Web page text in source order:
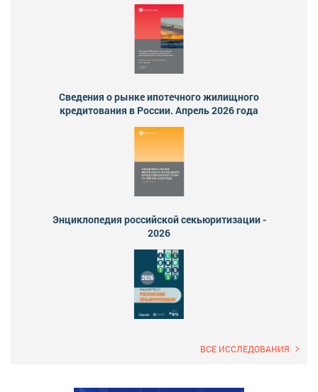
Сведения о рынке ипотечного жилищного
кредитования в России. Апрель 2026 года
Энциклопедия российской секьюритизации -
2026
ВСЕ ИССЛЕДОВАНИЯ